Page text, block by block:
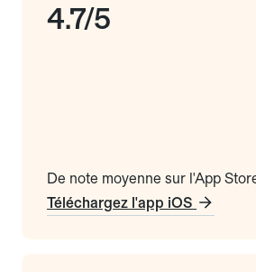
4.7/5
De note moyenne sur l'App
Téléchargez l'app iOS